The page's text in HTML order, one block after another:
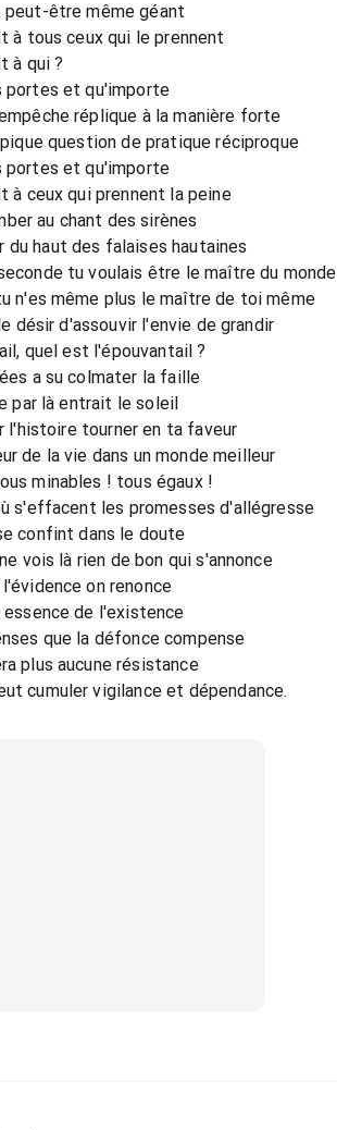
peut-être même géant
à tous ceux qui le prennent
à qui ?
portes et qu'importe
réplique à la manière forte
question de pratique réciproque
portes et qu'importe
à ceux qui prennent la peine
au chant des sirènes
du haut des falaises hautaines
tu voulais être le maître du monde
n'es même plus le maître de toi même
désir d'assouvir l'envie de grandir
quel est l'épouvantail ?
a su colmater la faille
par là entrait le soleil
l'histoire tourner en ta faveur
de la vie dans un monde meilleur
minables ! tous égaux !
s'effacent les promesses d'allégresse
confint dans le doute
vois là rien de bon qui s'annonce
on renonce
essence de l'existence
que la défonce compense
plus aucune résistance
cumuler vigilance et dépendance.